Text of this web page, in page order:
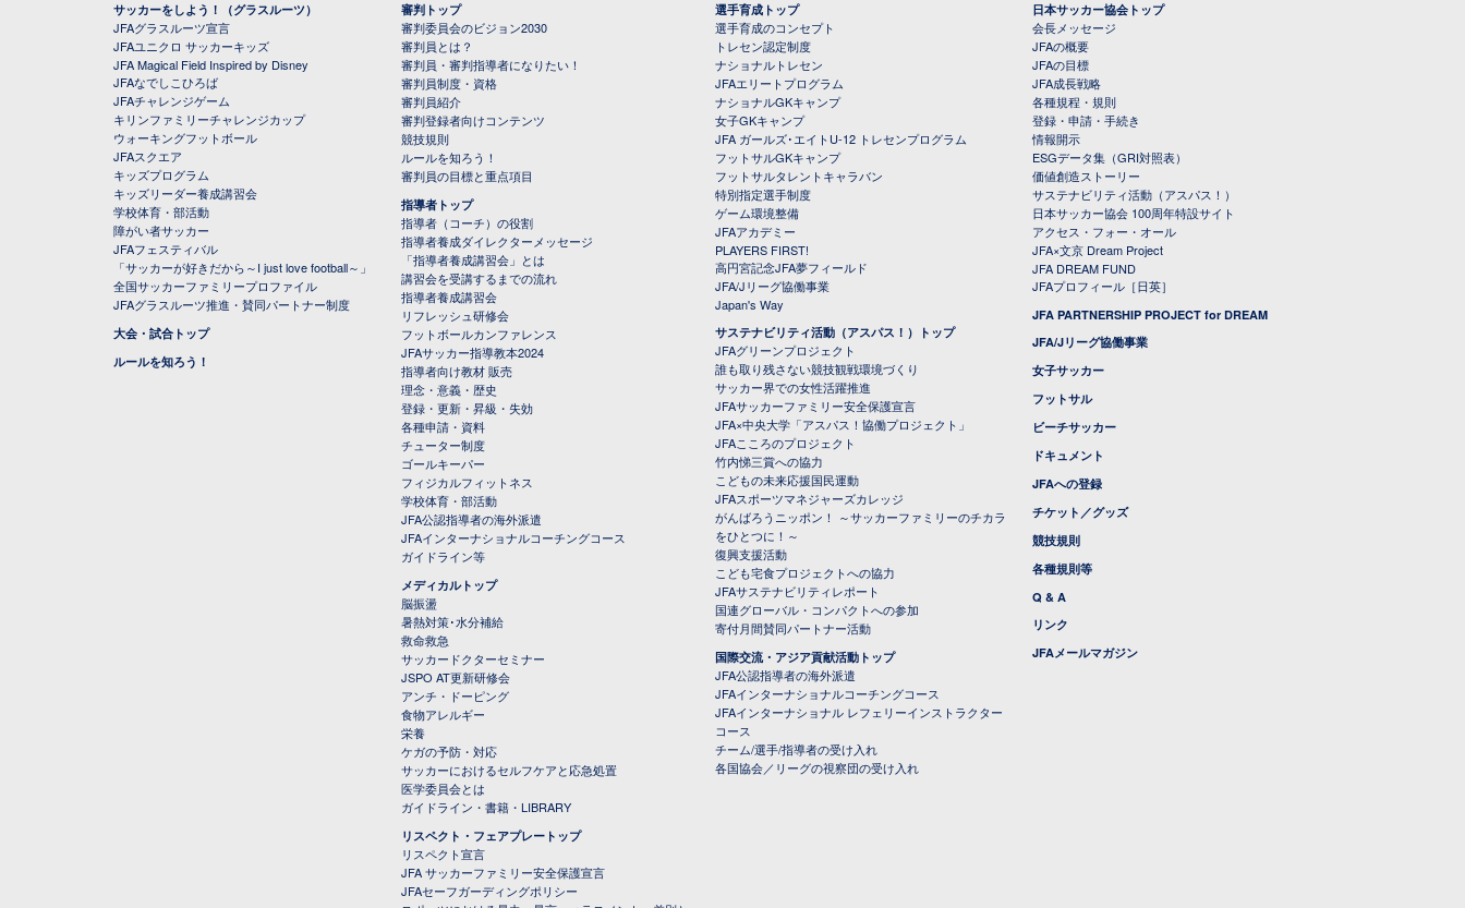
サッカーをしよう！（グラスルーツ）
JFAグラスルーツ宣言
JFAユニクロ サッカーキッズ
JFA Magical Field Inspired by Disney
JFAなでしこひろば
JFAチャレンジゲーム
キリンファミリーチャレンジカップ
ウォーキングフットボール
JFAスクエア
キッズプログラム
キッズリーダー養成講習会
学校体育・部活動
障がい者サッカー
JFAフェスティバル
「サッカーが好きだから～I just love football～」
全国サッカーファミリープロファイル
JFAグラスルーツ推進・賛同パートナー制度
大会・試合トップ
ルールを知ろう！
審判トップ
審判委員会のビジョン2030
審判員とは？
審判員・審判指導者になりたい！
審判員制度・資格
審判員紹介
審判登録者向けコンテンツ
競技規則
ルールを知ろう！
審判員の目標と重点項目
指導者トップ
指導者（コーチ）の役割
指導者養成ダイレクターメッセージ
「指導者養成講習会」とは
講習会を受講するまでの流れ
指導者養成講習会
リフレッシュ研修会
フットボールカンファレンス
JFAサッカー指導教本2024
指導者向け教材 販売
理念・意義・歴史
登録・更新・昇級・失効
各種申請・資料
チューター制度
ゴールキーパー
フィジカルフィットネス
学校体育・部活動
JFA公認指導者の海外派遣
JFAインターナショナルコーチングコース
ガイドライン等
メディカルトップ
脳振盪
暑熱対策･水分補給
救命救急
サッカードクターセミナー
JSPO AT更新研修会
アンチ・ドーピング
食物アレルギー
栄養
ケガの予防・対応
サッカーにおけるセルフケアと応急処置
医学委員会とは
ガイドライン・書籍・LIBRARY
リスペクト・フェアプレートップ
リスペクト宣言
JFA サッカーファミリー安全保護宣言
JFAセーフガーディングポリシー
選手育成トップ
選手育成のコンセプト
トレセン認定制度
ナショナルトレセン
JFAエリートプログラム
ナショナルGKキャンプ
女子GKキャンプ
JFA ガールズ･エイトU-12 トレセンプログラム
フットサルGKキャンプ
フットサルタレントキャラバン
特別指定選手制度
ゲーム環境整備
JFAアカデミー
PLAYERS FIRST!
高円宮記念JFA夢フィールド
JFA/Jリーグ協働事業
Japan's Way
サステナビリティ活動（アスパス！）トップ
JFAグリーンプロジェクト
誰も取り残さない競技観戦環境づくり
サッカー界での女性活躍推進
JFAサッカーファミリー安全保護宣言
JFA×中央大学「アスパス！協働プロジェクト」
JFAこころのプロジェクト
竹内悌三賞への協力
こどもの未来応援国民運動
JFAスポーツマネジャーズカレッジ
がんばろうニッポン！ ～サッカーファミリーのチカラ
をひとつに！～
復興支援活動
こども宅食プロジェクトへの協力
JFAサステナビリティレポート
国連グローバル・コンパクトへの参加
寄付月間賛同パートナー活動
国際交流・アジア貢献活動トップ
JFA公認指導者の海外派遣
JFAインターナショナルコーチングコース
JFAインターナショナル レフェリーインストラクター
コース
チーム/選手/指導者の受け入れ
各国協会／リーグの視察団の受け入れ
日本サッカー協会トップ
会長メッセージ
JFAの概要
JFAの目標
JFA成長戦略
各種規程・規則
登録・申請・手続き
情報開示
ESGデータ集（GRI対照表）
価値創造ストーリー
サステナビリティ活動（アスパス！）
日本サッカー協会 100周年特設サイト
アクセス・フォー・オール
JFA×文京 Dream Project
JFA DREAM FUND
JFAプロフィール［日英］
JFA PARTNERSHIP PROJECT for DREAM
JFA/Jリーグ協働事業
女子サッカー
フットサル
ビーチサッカー
ドキュメント
JFAへの登録
チケット／グッズ
競技規則
各種規則等
Q & A
リンク
JFAメールマガジン